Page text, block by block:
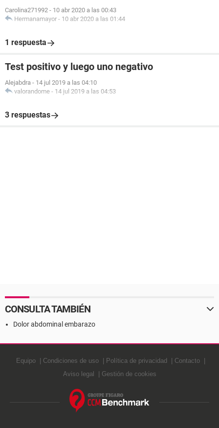
Carolina271992 - 10 abr 2020 a las 00:43
Hermanamayor - 10 abr 2020 a las 01:44
1 respuesta
Test positivo y luego uno negativo
Alejabdra - 14 jul 2019 a las 04:10
valorandome - 14 jul 2019 a las 04:53
3 respuestas
CONSULTA TAMBIÉN
Dolor abdominal embarazo
Equipo Condiciones de uso Política de privacidad
Contacto
Aviso legal
Gestión de cookies